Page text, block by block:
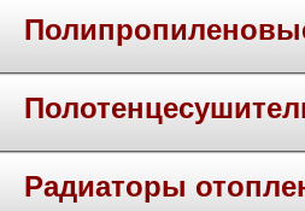
Радиаторы